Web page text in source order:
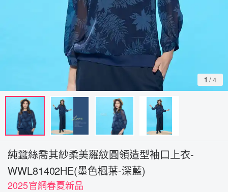
1 /4
純蠶絲喬其紗柔美羅紋圓領造型袖口上衣-
WWL81402HE(墨色楓葉-深藍)
2025官網春夏新品